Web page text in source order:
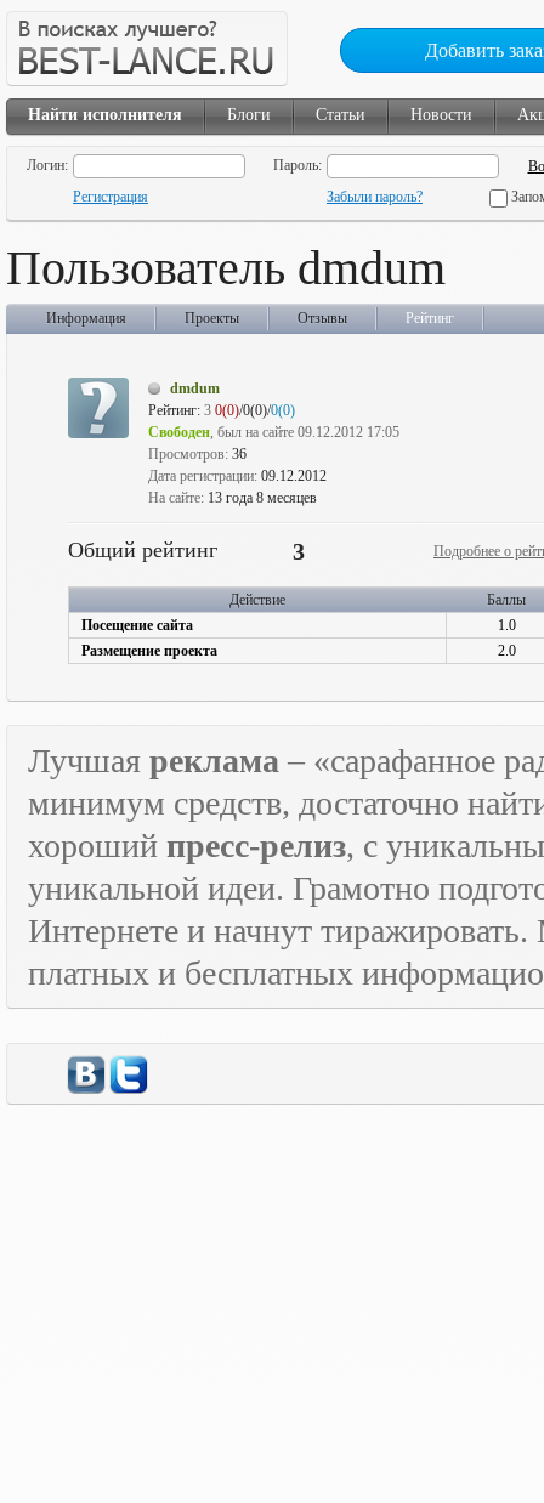
Добавить
Найти исполнителя Блоги Статьи Новости
Логин:
Пароль:
Регистрация
Забыли пароль?
Пользователь dmdum
Информация Проекты Отзывы Рейтинг
dmdum
Рейтинг: 3 0(0)/0(0)/0(0)
Свободен, был на сайте 09.12.2012 17:05
Просмотров: 36
Дата регистрации: 09.12.2012
На сайте: 13 года 8 месяцев
Общий рейтинг 3 Подробнее о
Действие
Баллы
Посещение сайта
1.0
Размещение проекта
2.0
Лучшая реклама – «сарафанное
минимум средств, достаточно
хороший пресс-релиз, с
уникальной идеи. Грамотно
Интернете и начнут
платных и бесплатных